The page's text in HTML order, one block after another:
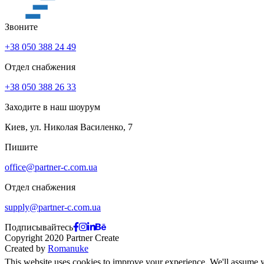
Звоните
+38 050 388 24 49
Oтдел снабжения
+38 050 388 26 33
Заходите в наш шоурум
Киев, ул. Николая Василенко, 7
Пишите
office@partner-c.com.ua
Oтдел снабжения
supply@partner-c.com.ua
Подписывайтесь
Copyright 2020 Partner Create
Created by Romanuke
This website uses cookies to improve your experience. We'll